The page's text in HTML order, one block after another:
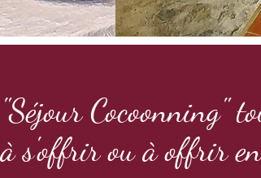
"Séjour Cocoonning"
à s'offrir ou à offrir